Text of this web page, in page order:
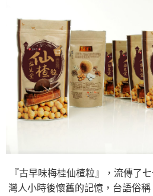
『古早味梅桂仙楂粒』，流傳了
灣人小時後懷舊的記憶，台語俗